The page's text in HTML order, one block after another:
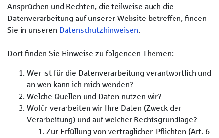
Ansprüchen und Rechten, die teilweise auch die
Datenverarbeitung auf unserer Website betreffen, finden
Sie in unseren Datenschutzhinweisen.
Dort finden Sie Hinweise zu folgenden Themen:
Wer ist für die Datenverarbeitung verantwortlich und
an wen kann ich mich wenden?
Welche Quellen und Daten nutzen wir?
Wofür verarbeiten wir Ihre Daten (Zweck der
Verarbeitung) und auf welcher Rechtsgrundlage?
Zur Erfüllung von vertraglichen Pflichten (Art. 6